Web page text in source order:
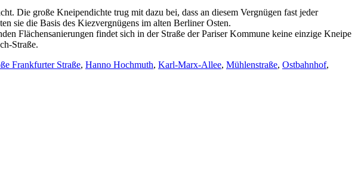
Die große Kneipendichte trug mit dazu bei, dass an diesem Vergnügen fast jeder
sie die Basis des Kiezvergnügens im alten Berliner Osten.
Flächensanierungen findet sich in der Straße der Pariser Kommune keine einzige Kneipe
Straße.
Frankfurter Straße, Hanno Hochmuth, Karl-Marx-Allee, Mühlenstraße, Ostbahnhof,